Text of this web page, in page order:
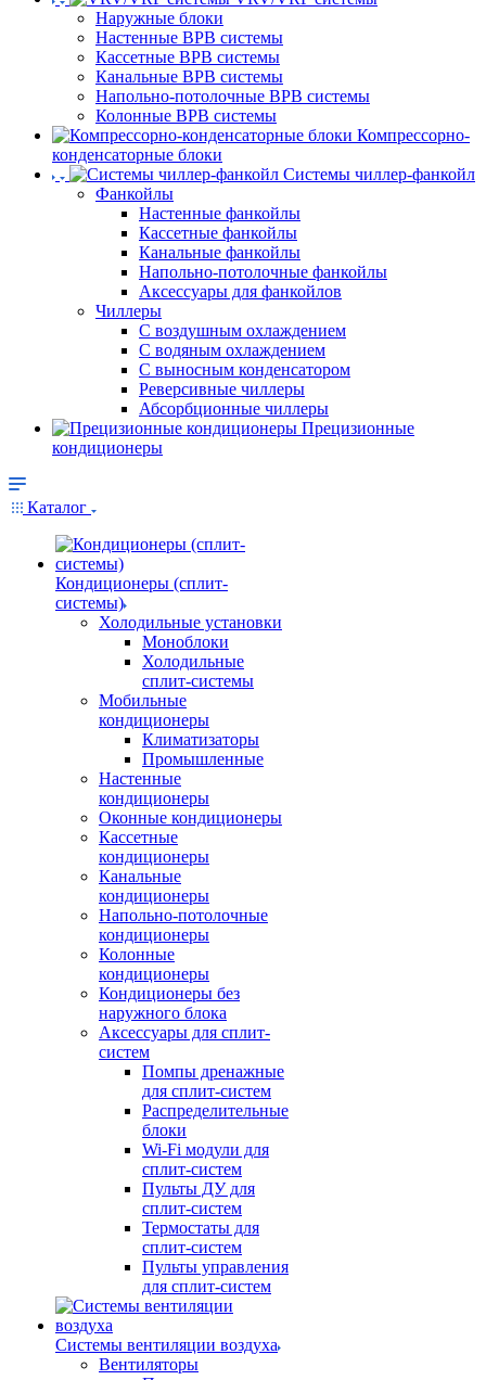
Наружные блоки
Настенные ВРВ системы
Кассетные ВРВ системы
Канальные ВРВ системы
Напольно-потолочные ВРВ системы
Колонные ВРВ системы
Компрессорно-
конденсаторные блоки
Системы чиллер-фанкойл
Фанкойлы
Настенные фанкойлы
Кассетные фанкойлы
Канальные фанкойлы
Напольно-потолочные фанкойлы
Аксессуары для фанкойлов
Чиллеры
С воздушным охлаждением
С водяным охлаждением
С выносным конденсатором
Реверсивные чиллеры
Абсорбционные чиллеры
Прецизионные
кондиционеры
Каталог
Кондиционеры (сплит-
системы)
Холодильные установки
Моноблоки
Холодильные
сплит-системы
Мобильные
кондиционеры
Климатизаторы
Промышленные
Настенные
кондиционеры
Оконные кондиционеры
Кассетные
кондиционеры
Канальные
кондиционеры
Напольно-потолочные
кондиционеры
Колонные
кондиционеры
Кондиционеры без
наружного блока
Аксессуары для сплит-
систем
Помпы дренажные
для сплит-систем
Распределительные
блоки
Wi-Fi модули для
сплит-систем
Пульты ДУ для
сплит-систем
Термостаты для
сплит-систем
Пульты управления
для сплит-систем
Системы вентиляции воздуха
Вентиляторы